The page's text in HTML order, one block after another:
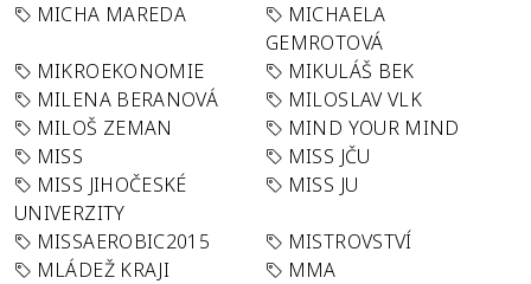
MICHA MAREDA
MICHAELA
GEMROTOVÁ
MIKROEKONOMIE
MIKULÁŠ BEK
MILENA BERANOVÁ
MILOSLAV VLK
MILOŠ ZEMAN
MIND YOUR MIND
MISS
MISS JČU
MISS JIHOČESKÉ
UNIVERZITY
MISS JU
MISSAEROBIC2015
MISTROVSTVÍ
MLÁDEŽ KRAJI
MMA